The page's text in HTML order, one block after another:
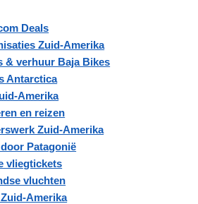
Deals
Zuid-Amerika
& verhuur Baja Bikes
Antarctica
Amerika
en reizen
Zuid-Amerika
Patagonië
vliegtickets
vluchten
Amerika